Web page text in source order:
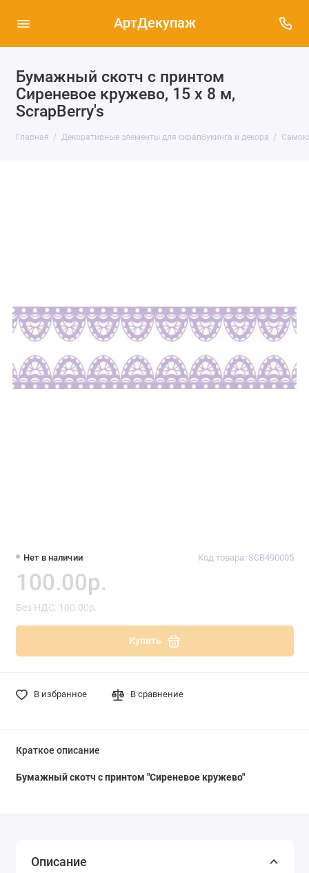
АртДекупаж
Бумажный скотч с принтом
Сиреневое кружево, 15 х 8 м,
ScrapBerry's
Главная Декоративные элементы для скрапбукинга и декора
Нет в наличии Код товара: SCB490005
100.00р.
Без НДС: 100.00р.
Купить
В избранное В сравнение
Краткое описание
Бумажный скотч с принтом "Сиреневое кружево"
Описание